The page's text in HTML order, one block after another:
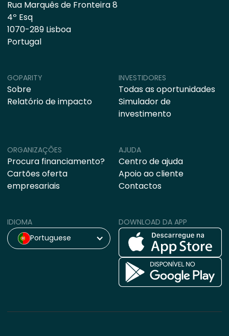
Rua Marquês de Fronteira 8
4º Esq
1070-289 Lisboa
Portugal
ORGANIZAÇÕES
Procura financiamento?
Cartões oferta
empresariais
AJUDA
Centro de ajuda
Apoio ao cliente
Contactos
GOPARITY
Sobre
Relatório de impacto
INVESTIDORES
Todas as oportunidades
Simulador de
investimento
IDIOMA
Portuguese
DOWNLOAD DA APP